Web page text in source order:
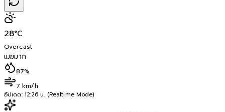
28°C
Overcast
เมฆมาก
87%
7 km/h
อัปเดต: 12:26 น. (Realtime Mode)